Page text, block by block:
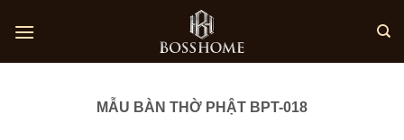
MẪU BÀN THỜ PHẬT BPT-018